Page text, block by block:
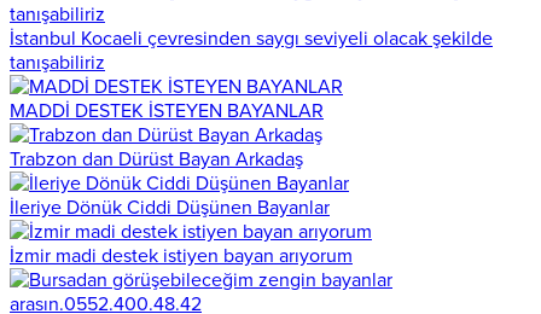
İstanbul Kocaeli çevresinden saygı seviyeli olacak şekilde
tanışabiliriz
MADDİ DESTEK İSTEYEN BAYANLAR
Trabzon dan Dürüst Bayan Arkadaş
İleriye Dönük Ciddi Düşünen Bayanlar
İzmir madi destek istiyen bayan arıyorum